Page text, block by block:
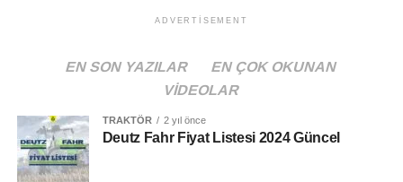
ADVERTISEMENT
EN SON YAZILAR
EN ÇOK OKUNAN
VIDEOLAR
TRAKTÖR 2 yıl önce
Deutz Fahr Fiyat Listesi 2024 Güncel